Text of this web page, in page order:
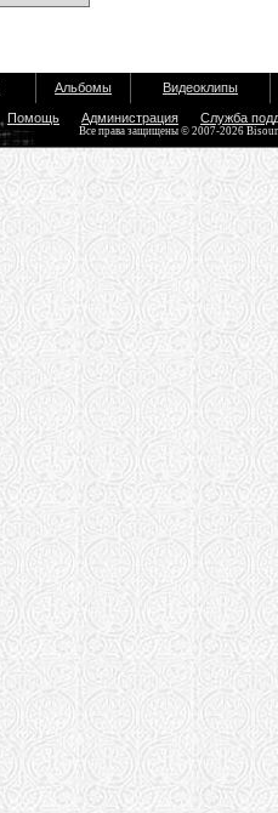
Альбомы Видеоклипы
Помощь Администрация Служба
Все права защищены © 2007-2026